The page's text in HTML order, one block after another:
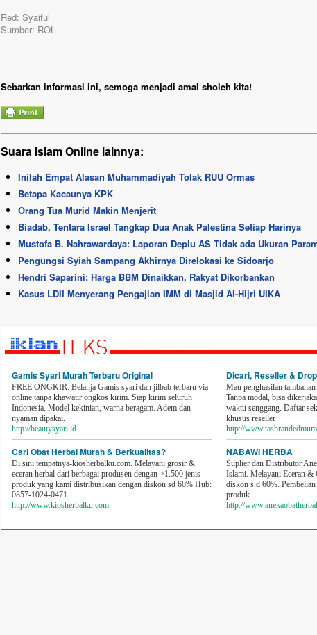
Red: Syaiful
Sumber: ROL
Sebarkan informasi ini, semoga menjadi amal sholeh kita!
Suara Islam Online lainnya:
Inilah Empat Alasan Muhammadiyah Tolak RUU Ormas
Betapa Kacaunya KPK
Orang Tua Murid Makin Menjerit
Biadab, Tentara Israel Tangkap Dua Anak Palestina Setiap Harinya
Mustofa B. Nahrawardaya: Laporan Deplu AS Tidak ada Ukuran
Pengungsi Syiah Sampang Akhirnya Direlokasi ke Sidoarjo
Hendri Saparini: Harga BBM Dinaikkan, Rakyat Dikorbankan
Kasus LDII Menyerang Pengajian IMM di Masjid Al-Hijri UIKA
Gamis Syari Murah Terbaru Original
FREE ONGKIR. Belanja Gamis syari dan jilbab terbaru via
online tanpa khawatir ongkos kirim. Siap kirim seluruh
Indonesia. Model kekinian, warna beragam. Adem dan
nyaman dipakai.
http://beautysyari.id
Cari Obat Herbal Murah & Berkualitas?
Di sini tempatnya-kiosherbalku.com. Melayani grosir &
eceran herbal dari berbagai produsen dengan >1.500 jenis
produk yang kami distribusikan dengan diskon sd 60% Hub:
0857-1024-0471
http://www.kiosherbalku.com
Dicari, Reseller &
Mau penghasilan
Tanpa modal, bisa
waktu senggang. Daftar
khusus reseller
http://
NABAWI HERBA
Suplier dan Distributor
Islami. Melayani Eceran
diskon s.d 60%.
produk.
http://